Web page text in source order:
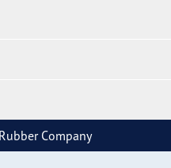
Company